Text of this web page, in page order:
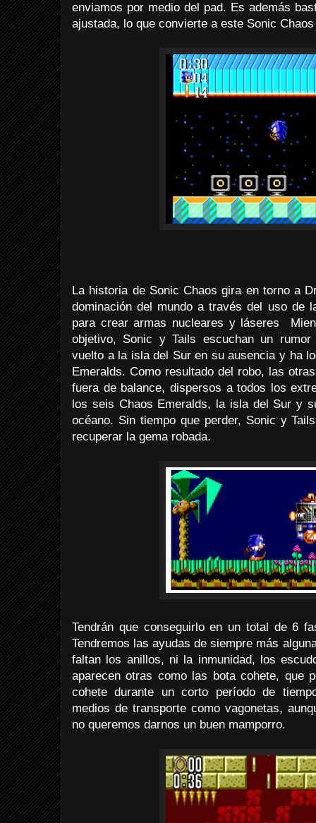
enviamos por medio del pad. Es además
ajustada, lo que convierte a este Sonic
La historia de Sonic Chaos gira en torno a
dominación del mundo a través del uso de
para crear armas nucleares y láseres
objetivo, Sonic y Tails escuchan un
vuelto a la isla del Sur en su ausencia y ha
Emeralds. Como resultado del robo, las
fuera de balance, dispersos a todos los
los seis Chaos Emeralds, la isla del Sur y
océano. Sin tiempo que perder, Sonic y
recuperar la gema robada.
Tendrán que conseguirlo en un total de 6
Tendremos las ayudas de siempre más
faltan los anillos, ni la inmunidad, los
aparecen otras como las bota cohete, que
cohete durante un corto período de
medios de transporte como vagonetas,
no queremos darnos un buen mamporro.